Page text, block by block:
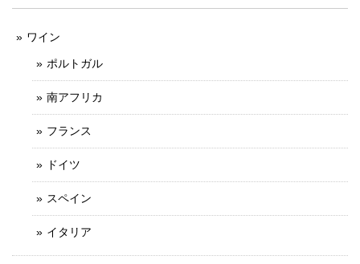
ワイン
ポルトガル
南アフリカ
フランス
ドイツ
スペイン
イタリア